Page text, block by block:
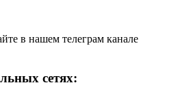
в нашем телеграм канале
сетях: